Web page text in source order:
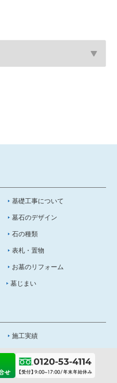
基礎工事について
墓石のデザイン
石の種類
表札・置物
お墓のリフォーム
墓じまい
施工実績